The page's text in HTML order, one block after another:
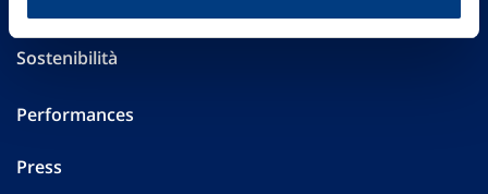
Sostenibilità
Performances
Press